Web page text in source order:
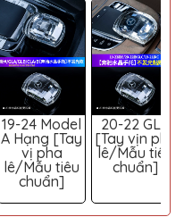
19-24 Model
A Hạng [Tay
vị pha
lê/Mẫu tiêu
chuẩn]
20-22 GLC
[Tay vịn pha
lê/Mẫu tiêu
chuẩn]